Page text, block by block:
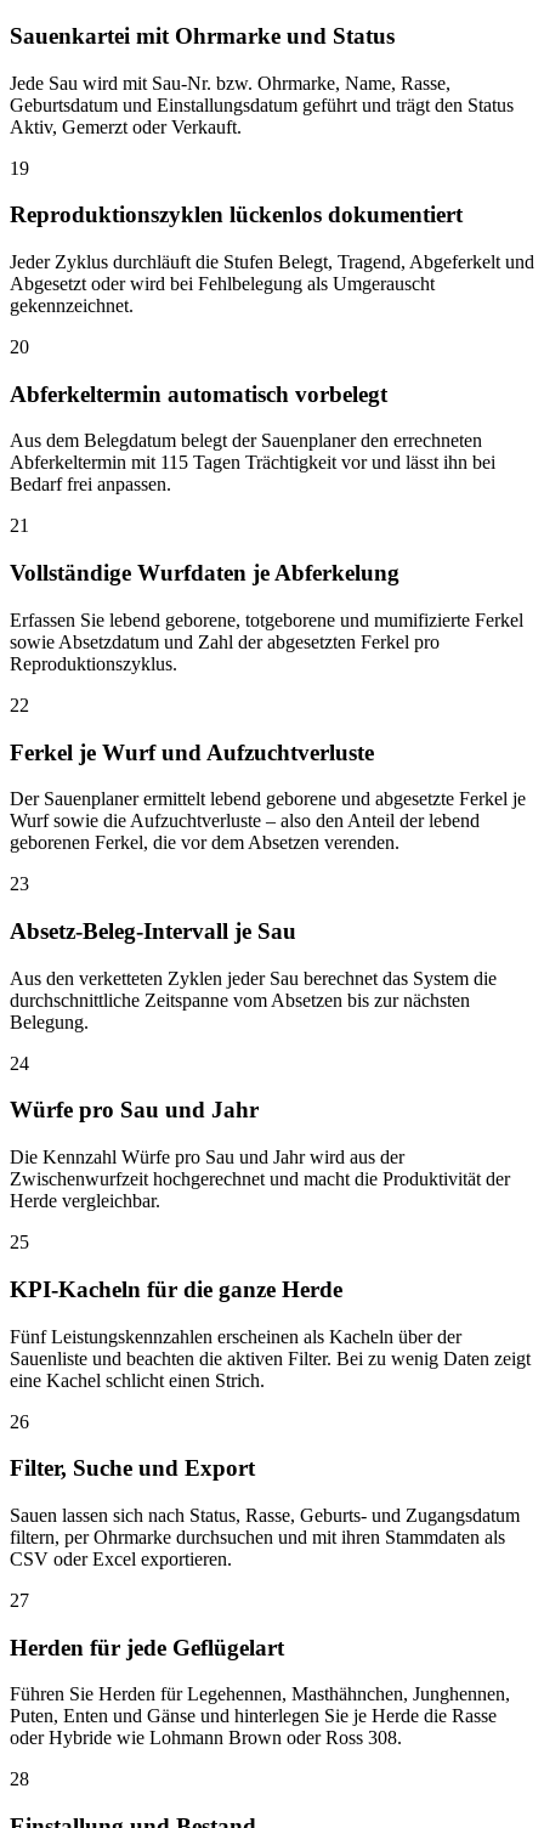
Sauenkartei mit Ohrmarke und Status
Jede Sau wird mit Sau-Nr. bzw. Ohrmarke, Name, Rasse,
Geburtsdatum und Einstallungsdatum geführt und trägt den Status
Aktiv, Gemerzt oder Verkauft.
19
Reproduktionszyklen lückenlos dokumentiert
Jeder Zyklus durchläuft die Stufen Belegt, Tragend, Abgeferkelt und
Abgesetzt oder wird bei Fehlbelegung als Umgerauscht
gekennzeichnet.
20
Abferkeltermin automatisch vorbelegt
Aus dem Belegdatum belegt der Sauenplaner den errechneten
Abferkeltermin mit 115 Tagen Trächtigkeit vor und lässt ihn bei
Bedarf frei anpassen.
21
Vollständige Wurfdaten je Abferkelung
Erfassen Sie lebend geborene, totgeborene und mumifizierte Ferkel
sowie Absetzdatum und Zahl der abgesetzten Ferkel pro
Reproduktionszyklus.
22
Ferkel je Wurf und Aufzuchtverluste
Der Sauenplaner ermittelt lebend geborene und abgesetzte Ferkel je
Wurf sowie die Aufzuchtverluste – also den Anteil der lebend
geborenen Ferkel, die vor dem Absetzen verenden.
23
Absetz-Beleg-Intervall je Sau
Aus den verketteten Zyklen jeder Sau berechnet das System die
durchschnittliche Zeitspanne vom Absetzen bis zur nächsten
Belegung.
24
Würfe pro Sau und Jahr
Die Kennzahl Würfe pro Sau und Jahr wird aus der
Zwischenwurfzeit hochgerechnet und macht die Produktivität der
Herde vergleichbar.
25
KPI-Kacheln für die ganze Herde
Fünf Leistungskennzahlen erscheinen als Kacheln über der
Sauenliste und beachten die aktiven Filter. Bei zu wenig Daten zeigt
eine Kachel schlicht einen Strich.
26
Filter, Suche und Export
Sauen lassen sich nach Status, Rasse, Geburts- und Zugangsdatum
filtern, per Ohrmarke durchsuchen und mit ihren Stammdaten als
CSV oder Excel exportieren.
27
Herden für jede Geflügelart
Führen Sie Herden für Legehennen, Masthähnchen, Junghennen,
Puten, Enten und Gänse und hinterlegen Sie je Herde die Rasse
oder Hybride wie Lohmann Brown oder Ross 308.
28